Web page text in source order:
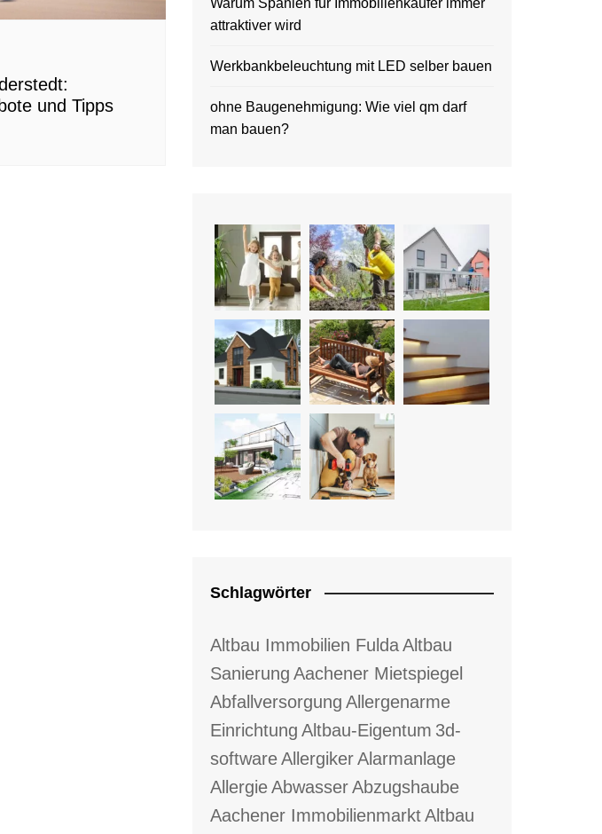
und Tipps
Warum Spanien für Immobilienkäufer immer
attraktiver wird
Werkbankbeleuchtung mit LED selber bauen
ohne Baugenehmigung: Wie viel qm darf
man bauen?
Schlagwörter
Altbau Immobilien FuldaAltbau
Sanierung Aachener Mietspiegel
Abfallversorgung Allergenarme
Einrichtung Altbau-Eigentum 3d-
softwareAllergikerAlarmanlage
AllergieAbwasserAbzugshaube
Aachener ImmobilienmarktAltbau